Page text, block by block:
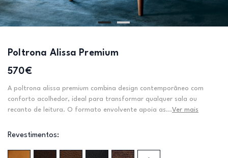
Poltrona Alissa Premium
570€
A poltrona alissa premium combina design contemporâneo com
conforto acolhedor, ideal para transformar qualquer sala ou
recanto de leitura. O formato envolvente apoia as...Ver mais
Revestimentos: